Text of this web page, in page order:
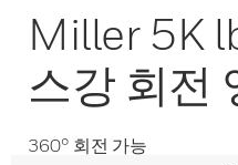
Miller 5K
스강 회전
360° 회전 가능